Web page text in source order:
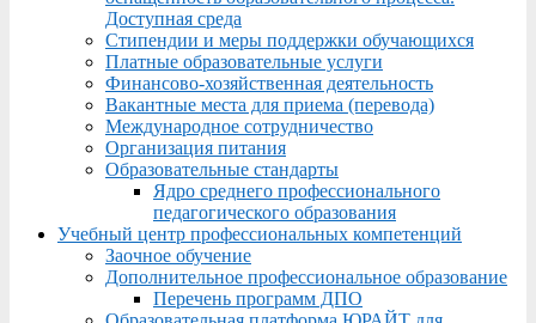
Доступная среда
Стипендии и меры поддержки обучающихся
Платные образовательные услуги
Финансово-хозяйственная деятельность
Вакантные места для приема (перевода)
Международное сотрудничество
Организация питания
Образовательные стандарты
Ядро среднего профессионального
педагогического образования
Учебный центр профессиональных компетенций
Заочное обучение
Дополнительное профессиональное образование
Перечень программ ДПО